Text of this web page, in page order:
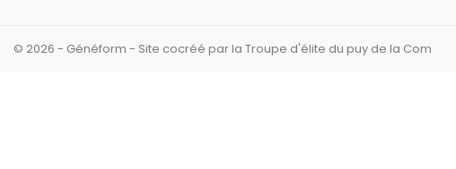
© 2026 - Généform - Site cocréé par la Troupe d'élite du puy de la Com